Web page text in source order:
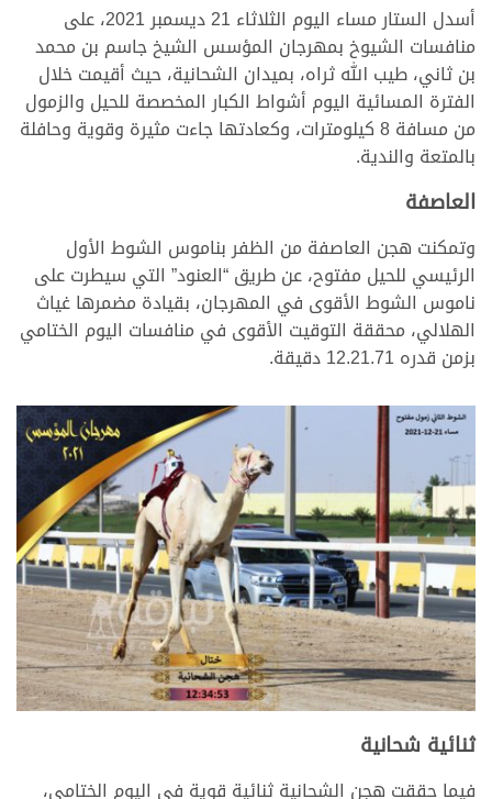
أسدل الستار مساء اليوم الثلاثاء 21 ديسمبر 2021، على
منافسات الشيوخ بمهرجان المؤسس الشيخ جاسم بن محمد
بن ثاني، طيب الله ثراه، بميدان الشحانية، حيث أقيمت خلال
الفترة المسائية اليوم أشواط الكبار المخصصة للحيل والزمول
من مسافة 8 كيلومترات، وكعادتها جاءت مثيرة وقوية وحافلة
بالمتعة والندية.
العاصفة
وتمكنت هجن العاصفة من الظفر بناموس الشوط الأول
الرئيسي للحيل مفتوح، عن طريق “العنود” التي سيطرت على
ناموس الشوط الأقوى في المهرجان، بقيادة مضمرها غياث
الهلالي، محققة التوقيت الأقوى في منافسات اليوم الختامي
بزمن قدره 12.21.71 دقيقة.
>
ثنائية شحانية
فيما حققت هجن الشحانية ثنائية قوية في اليوم الختامي،